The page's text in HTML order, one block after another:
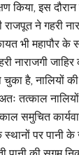
किया, इस
राजपूत ने गहरी
भी महापौर
नाराजगी
है, नालियों की
अतः तत्काल
समुचित
पर पानी के